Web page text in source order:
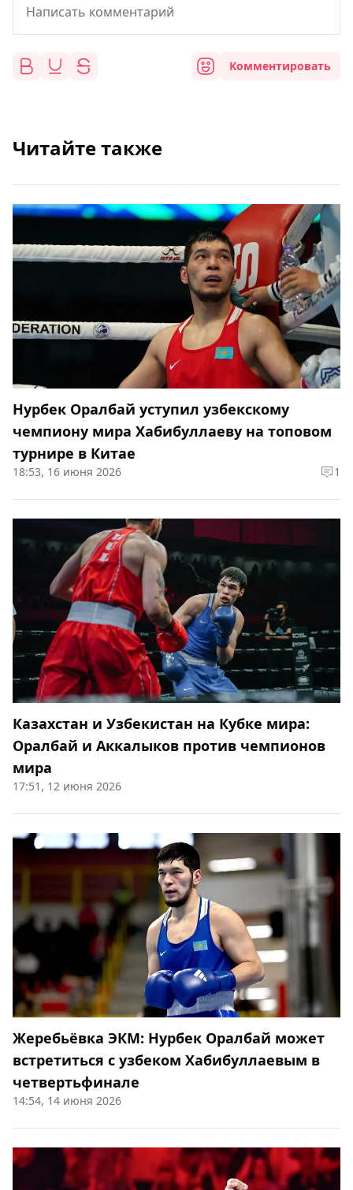
Комментировать
Читайте также
Нурбек Оралбай уступил узбекскому
чемпиону мира Хабибуллаеву на топовом
турнире в Китае
18:53, 16 июня 2026 1
Казахстан и Узбекистан на Кубке мира:
Оралбай и Аккалыков против чемпионов
мира
17:51, 12 июня 2026
Жеребьёвка ЭКМ: Нурбек Оралбай может
встретиться с узбеком Хабибуллаевым в
четвертьфинале
14:54, 14 июня 2026